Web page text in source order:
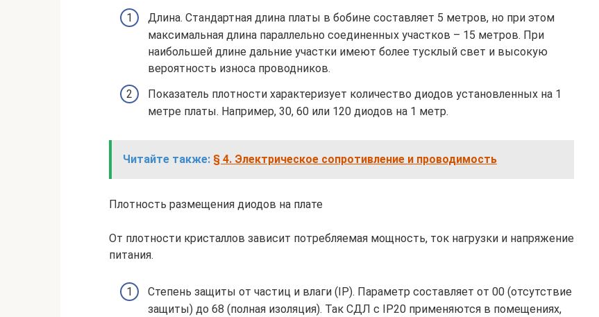
Длина. Стандартная длина платы в бобине составляет 5 метров, но при этом
максимальная длина параллельно соединенных участков – 15 метров. При
наибольшей длине дальние участки имеют более тусклый свет и высокую
вероятность износа проводников.
Показатель плотности характеризует количество диодов установленных на 1
метре платы. Например, 30, 60 или 120 диодов на 1 метр.
Читайте также: § 4. Электрическое сопротивление и проводимость
Плотность размещения диодов на плате
От плотности кристаллов зависит потребляемая мощность, ток нагрузки и напряжение
питания.
Степень защиты от частиц и влаги (IP). Параметр составляет от 00 (отсутствие
защиты) до 68 (полная изоляция). Так СДЛ с IP20 применяются в помещениях,